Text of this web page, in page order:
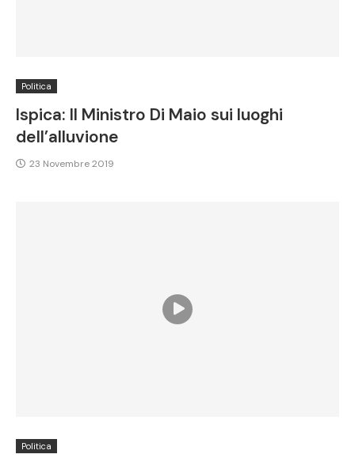
Politica
Ispica: Il Ministro Di Maio sui luoghi
dell’alluvione
23 Novembre 2019
Politica